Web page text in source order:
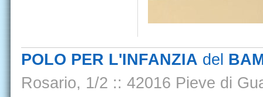
POLO PER L'INFANZIA del
Rosario, 1/2 :: 42016 Pieve di